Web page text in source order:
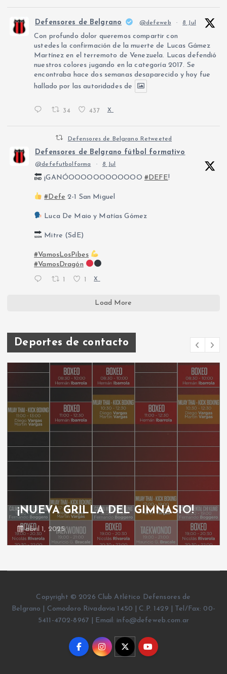
Defensores de Belgrano @defeweb · 8 Jul
Con profundo dolor queremos compartir con
ustedes la confirmación de la muerte de Lucas Gámez
Martínez en el terremoto de Venezuela. Lucas defendió
nuestros colores jugando en la categoría 2017. Se
encontraba hace dos semanas desaparecido y hoy fue
hallado por las autoridades de
34 437 X
Defensores de Belgrano Retweeted
Defensores de Belgrano fútbol formativo
@defefutbolforma · 8 Jul
¡GANÓOOOOOOOOOOOO #DEFE!
#Defe 2-1 San Miguel
Luca De Maio y Matías Gómez
Mitre (SdE)
#VamosLosPibes
#VamosDragón
1 1 X
Load More
Deportes de contacto
¡NUEVA GRILLA DEL GIMNASIO!
abril 1, 2025
Copyright © 2026 Club Atlético Defensores de
Belgrano | Comodoro Rivadavia 1450 | C.P. 1429 | Tel/Fax: 00-
5411-4702-8967 | Email: info@defeweb.com.ar